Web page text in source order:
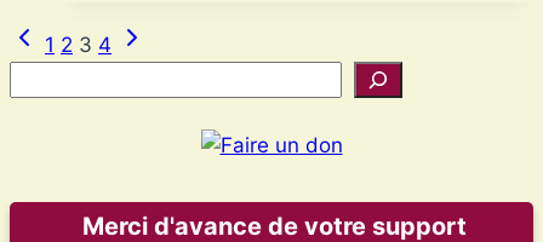
l’histoire
Navigation
de
Page
précédente
1 2 3 4
Page
suivante
Merci d'avance de votre support